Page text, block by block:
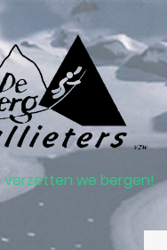
verzetten we bergen!